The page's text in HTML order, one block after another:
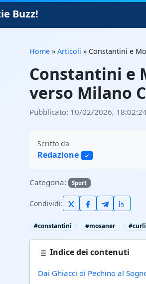
Buzz!
Home » Articoli » Constantini e
Constantini e
verso Milano
Pubblicato: 10/02/2026,
Scritto da
Redazione ✓
Categoria: Sport
Condividi:
#constantini #mosaner
Indice dei contenuti
Dai Ghiacci di Pechino al